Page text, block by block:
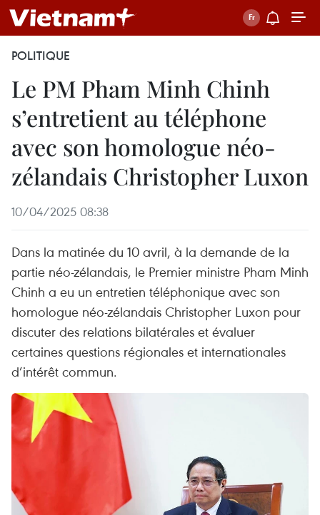
POLITIQUE
Le PM Pham Minh Chinh
s’entretient au téléphone
avec son homologue néo-
zélandais Christopher Luxon
10/04/2025 08:38
Dans la matinée du 10 avril, à la demande de la
partie néo-zélandais, le Premier ministre Pham Minh
Chinh a eu un entretien téléphonique avec son
homologue néo-zélandais Christopher Luxon pour
discuter des relations bilatérales et évaluer
certaines questions régionales et internationales
d’intérêt commun.